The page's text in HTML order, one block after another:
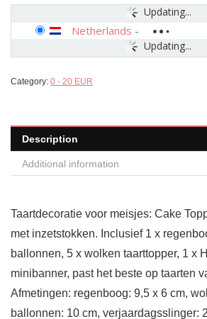
Updating...
Updating...
Netherlands -
Category: 0 - 20 EUR
Description
Additional information
Taartdecoratie voor meisjes: Cake
met inzetstokken. Inclusief 1 x
ballonnen, 5 x wolken taarttopper, 1 x
minibanner, past het beste op taarten
Afmetingen: regenboog: 9,5 x 6 cm,
ballonnen: 10 cm, verjaardagsslinger: